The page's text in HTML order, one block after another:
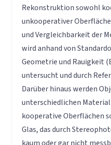
Rekonstruktion sowohl
unkooperativer
und Vergleichbarkeit der
wird anhand von
Geometrie und Rauigkeit
untersucht und durch
Darüber hinaus werden
unterschiedlichen
kooperative Oberflächen
Glas, das durch